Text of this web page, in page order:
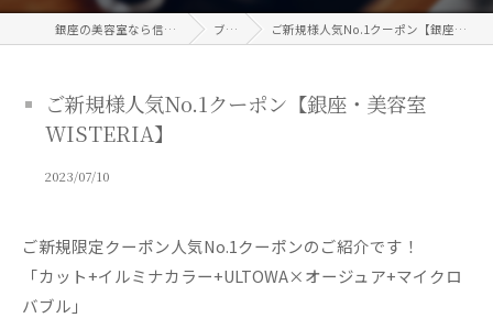
銀座の美容室なら信頼のWISTERIA ブログ ご新規様人気No.1クーポン【銀座・美容室WISTERIA】
ご新規様人気No.1クーポン【銀座・美容室
WISTERIA】
2023/07/10
ご新規限定クーポン人気No.1クーポンのご紹介です！
「カット+イルミナカラー+ULTOWA×オージュア+マイクロ
バブル」